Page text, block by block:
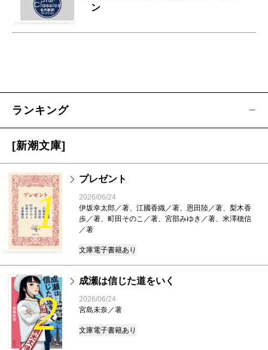
ン
ランキング
[新潮文庫]
1
プレゼント
2026/06/24
伊坂幸太郎／著、江國香織／著、恩田陸／著、梨木香
歩／著、町田そのこ／著、宮部みゆき／著、米澤穂信
／著
文庫電子書籍あり
2
成瀬は信じた道をいく
2026/06/24
宮島未奈／著
文庫電子書籍あり